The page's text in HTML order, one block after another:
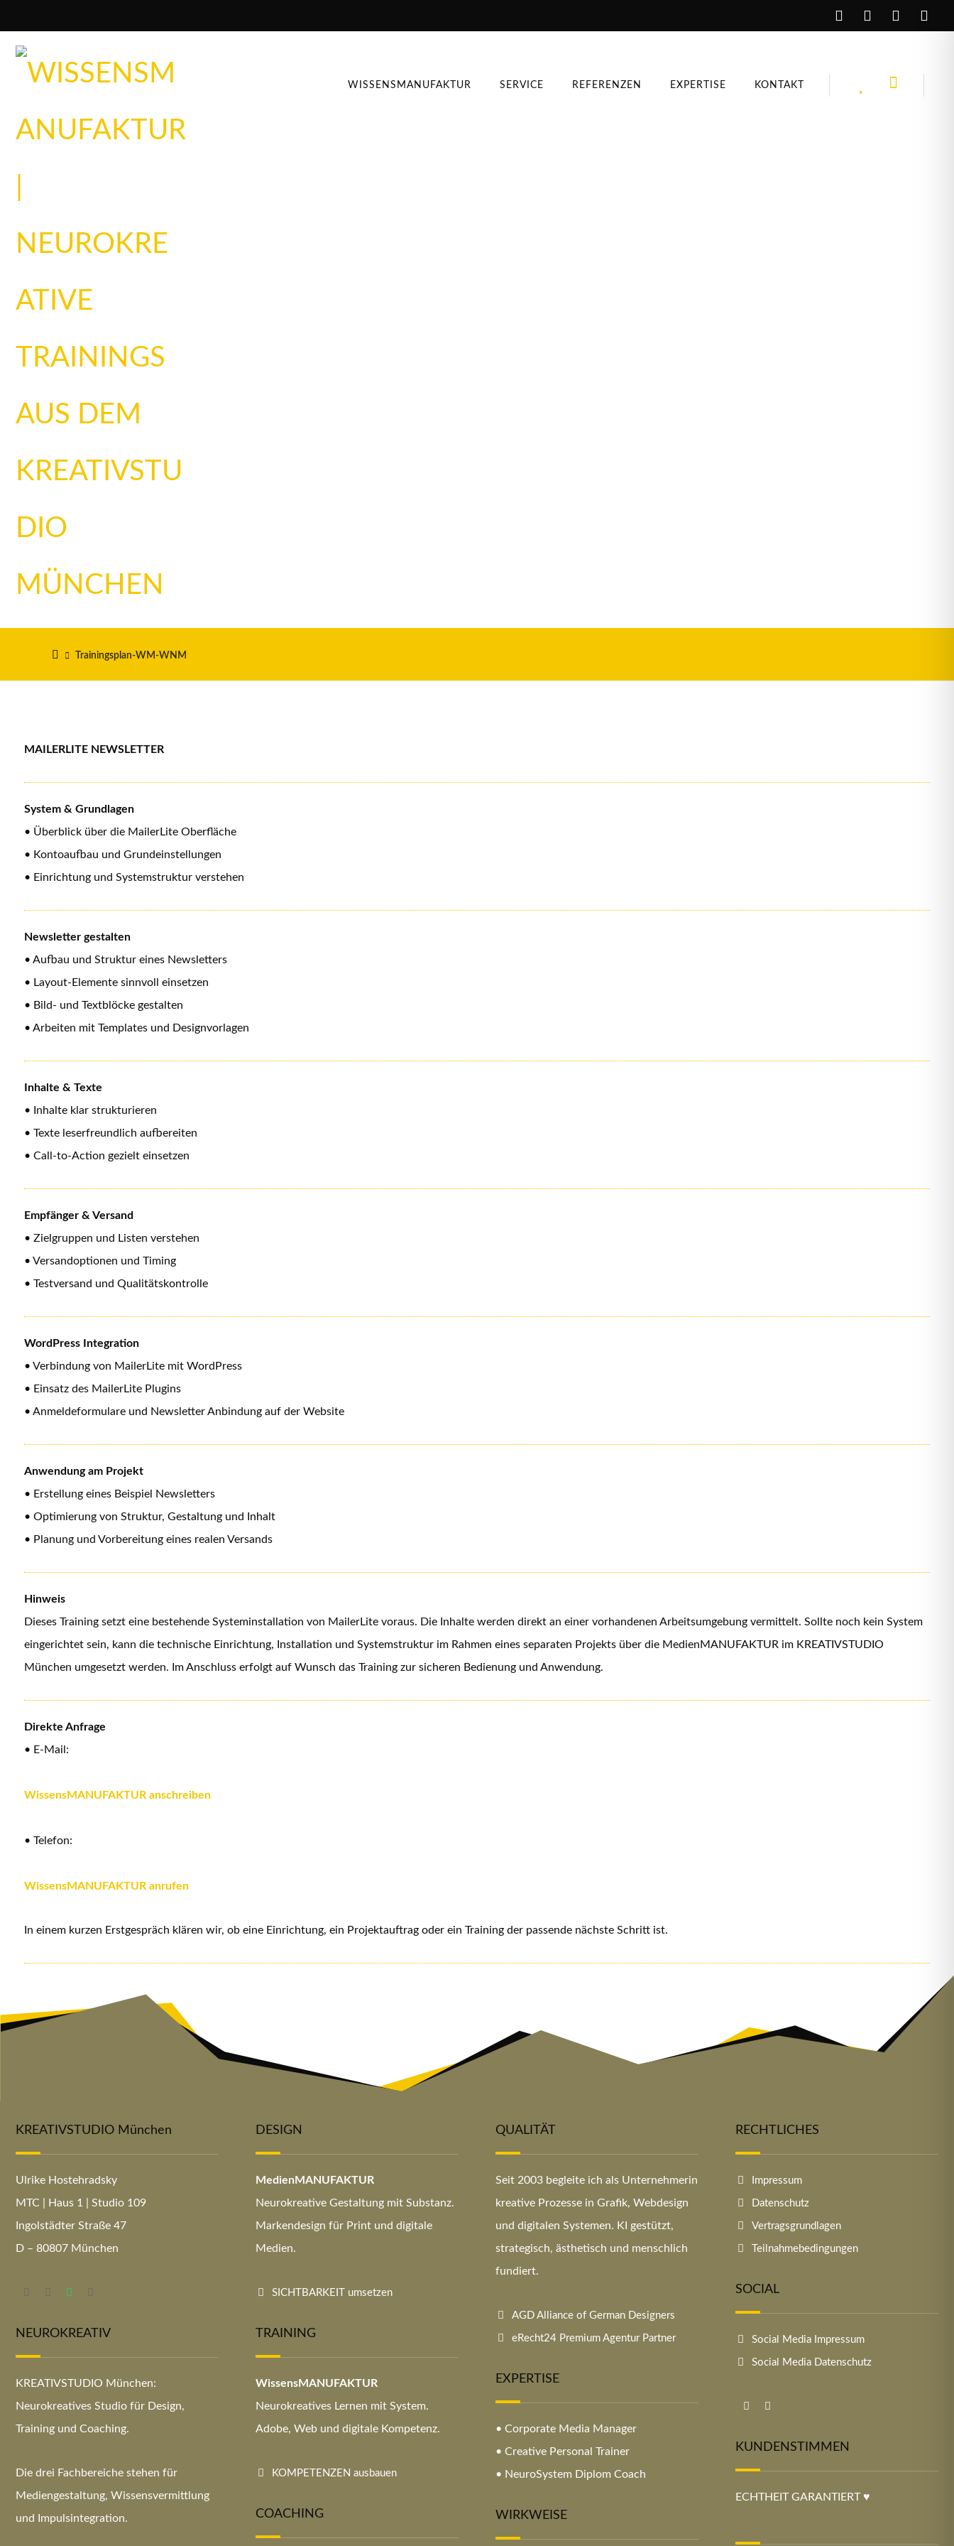
WISSENSMANUFAKTUR SERVICE REFERENZEN EXPERTISE KONTAKT
Trainingsplan-WM-WNM
MAILERLITE NEWSLETTER
System & Grundlagen
• Überblick über die MailerLite Oberfläche
• Kontoaufbau und Grundeinstellungen
• Einrichtung und Systemstruktur verstehen
Newsletter gestalten
• Aufbau und Struktur eines Newsletters
• Layout-Elemente sinnvoll einsetzen
• Bild- und Textblöcke gestalten
• Arbeiten mit Templates und Designvorlagen
Inhalte & Texte
• Inhalte klar strukturieren
• Texte leserfreundlich aufbereiten
• Call-to-Action gezielt einsetzen
Empfänger & Versand
• Zielgruppen und Listen verstehen
• Versandoptionen und Timing
• Testversand und Qualitätskontrolle
WordPress Integration
• Verbindung von MailerLite mit WordPress
• Einsatz des MailerLite Plugins
• Anmeldeformulare und Newsletter Anbindung auf der Website
Anwendung am Projekt
• Erstellung eines Beispiel Newsletters
• Optimierung von Struktur, Gestaltung und Inhalt
• Planung und Vorbereitung eines realen Versands
Hinweis
Dieses Training setzt eine bestehende Systeminstallation von MailerLite voraus. Die Inhalte werden direkt an einer vorhandenen Arbeitsumgebung vermittelt. Sollte noch kein System
eingerichtet sein, kann die technische Einrichtung, Installation und Systemstruktur im Rahmen eines separaten Projekts über die MedienMANUFAKTUR im KREATIVSTUDIO
München umgesetzt werden. Im Anschluss erfolgt auf Wunsch das Training zur sicheren Bedienung und Anwendung.
Direkte Anfrage
• E-Mail:
WissensMANUFAKTUR anschreiben
• Telefon:
WissensMANUFAKTUR anrufen
In einem kurzen Erstgespräch klären wir, ob eine Einrichtung, ein Projektauftrag oder ein Training der passende nächste Schritt ist.
KREATIVSTUDIO München
Ulrike Hostehradsky
MTC | Haus 1 | Studio 109
Ingolstädter Straße 47
D – 80807 München
NEUROKREATIV
KREATIVSTUDIO München:
Neurokreatives Studio für Design,
Training und Coaching.
Die drei Fachbereiche stehen für
Mediengestaltung, Wissensvermittlung
und Impulsintegration.
DESIGN
MedienMANUFAKTUR
Neurokreative Gestaltung mit Substanz.
Markendesign für Print und digitale
Medien.
SICHTBARKEIT umsetzen
TRAINING
WissensMANUFAKTUR
Neurokreatives Lernen mit System.
Adobe, Web und digitale Kompetenz.
KOMPETENZEN ausbauen
COACHING
QUALITÄT
Seit 2003 begleite ich als Unternehmerin
kreative Prozesse in Grafik, Webdesign
und digitalen Systemen. KI gestützt,
strategisch, ästhetisch und menschlich
fundiert.
AGD Alliance of German Designers
eRecht24 Premium Agentur Partner
EXPERTISE
• Corporate Media Manager
• Creative Personal Trainer
• NeuroSystem Diplom Coach
WIRKWEISE
RECHTLICHES
Impressum
Datenschutz
Vertragsgrundlagen
Teilnahmebedingungen
SOCIAL
Social Media Impressum
Social Media Datenschutz
KUNDENSTIMMEN
ECHTHEIT GARANTIERT ♥︎